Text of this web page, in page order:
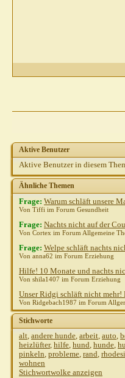
Aktive Benutzer
Aktive Benutzer in diesem
Ähnliche Themen
Frage: Warum schläft unsere
Von Tiffi im Forum Gesundheit
Frage: Nachts nicht auf der
Von Cortex im Forum Allgemeine
Frage: Welpe schläft nachts
Von anna62 im Forum Erziehung
Hilfe! 10 Monate und nachts
Von shila1407 im Forum Erziehung
Unser Ridgi schläft nicht mehr!
Von Ridgebach1987 im Forum
Stichworte
alt, andere hunde, arbeit, auto,
heizlüfter, hilfe, hund, hunde,
pinkeln, probleme, rand,
wohnen
Stichwortwolke anzeigen